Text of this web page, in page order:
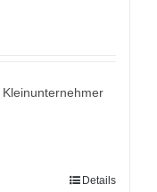
Kleinunternehmer
Details